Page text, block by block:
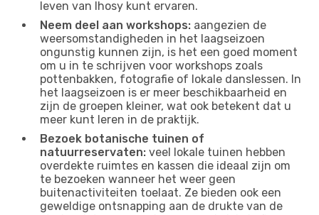
leven van Ihosy kunt ervaren.
Neem deel aan workshops: aangezien de
weersomstandigheden in het laagseizoen
ongunstig kunnen zijn, is het een goed moment
om u in te schrijven voor workshops zoals
pottenbakken, fotografie of lokale danslessen. In
het laagseizoen is er meer beschikbaarheid en
zijn de groepen kleiner, wat ook betekent dat u
meer kunt leren in de praktijk.
Bezoek botanische tuinen of
natuurreservaten: veel lokale tuinen hebben
overdekte ruimtes en kassen die ideaal zijn om
te bezoeken wanneer het weer geen
buitenactiviteiten toelaat. Ze bieden ook een
geweldige ontsnapping aan de drukte van de